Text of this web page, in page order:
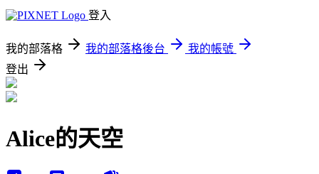
登入
我的部落格 我的部落格後台
我的帳號
登出
Alice的天空